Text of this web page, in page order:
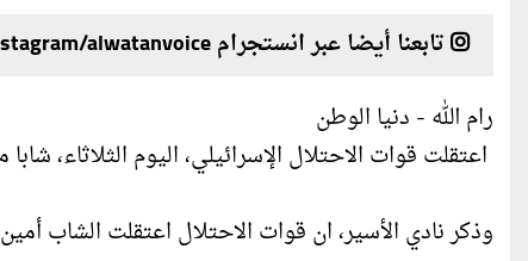
تابعنا أيضا عبر انستجرام instagram/alwatanvoice
رام الله - دنيا الوطن
اعتقلت قوات الاحتلال الإسرائيلي، اليوم الثلاثاء،
وذكر نادي الأسير، ان قوات الاحتلال اعتقلت الشاب